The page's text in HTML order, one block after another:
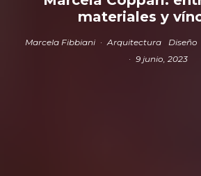
materiales y
Marcela Fibbiani · Arquitectura Diseño
· 9 junio, 2023